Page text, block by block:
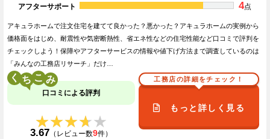
アフターサポート 4点
アキュラホームで注文住宅を建てて良かった？悪かった？アキュラホームの実例から
価格面をはじめ、耐震性や気密断熱性、省エネ性などの住宅性能など口コミで評判を
チェックしよう！保障やアフターサービスの情報や値下げ方法まで調査しているのは
「みんなの工務店リサーチ」だけ…
く こ
口コミによる評判
★★★★★
★★★★★
3.67 （レビュー数9件）
工務店の詳細をチェック！
もっと詳しく見る